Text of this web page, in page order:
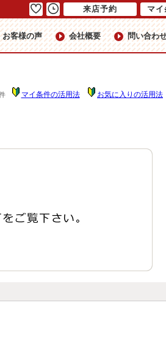
お客様の声 会社概要 問い合わ
マイ条件の活用法 お気に入りの活用法
来店予約 マイ